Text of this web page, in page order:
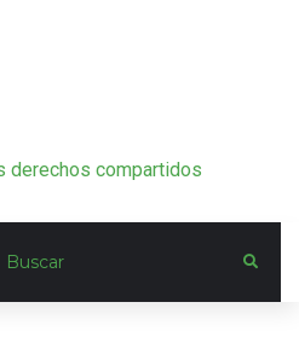
derechos compartidos